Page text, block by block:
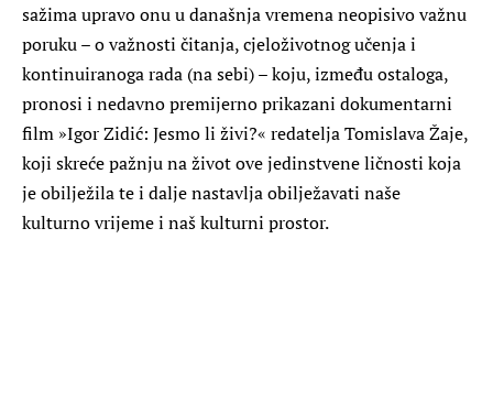
sažima upravo onu u današnja vremena neopisivo važnu
poruku – o važnosti čitanja, cjeloživotnog učenja i
kontinuiranoga rada (na sebi) – koju, između ostaloga,
pronosi i nedavno premijerno prikazani dokumentarni
film »Igor Zidić: Jesmo li živi?« redatelja Tomislava Žaje,
koji skreće pažnju na život ove jedinstvene ličnosti koja
je obilježila te i dalje nastavlja obilježavati naše
kulturno vrijeme i naš kulturni prostor.